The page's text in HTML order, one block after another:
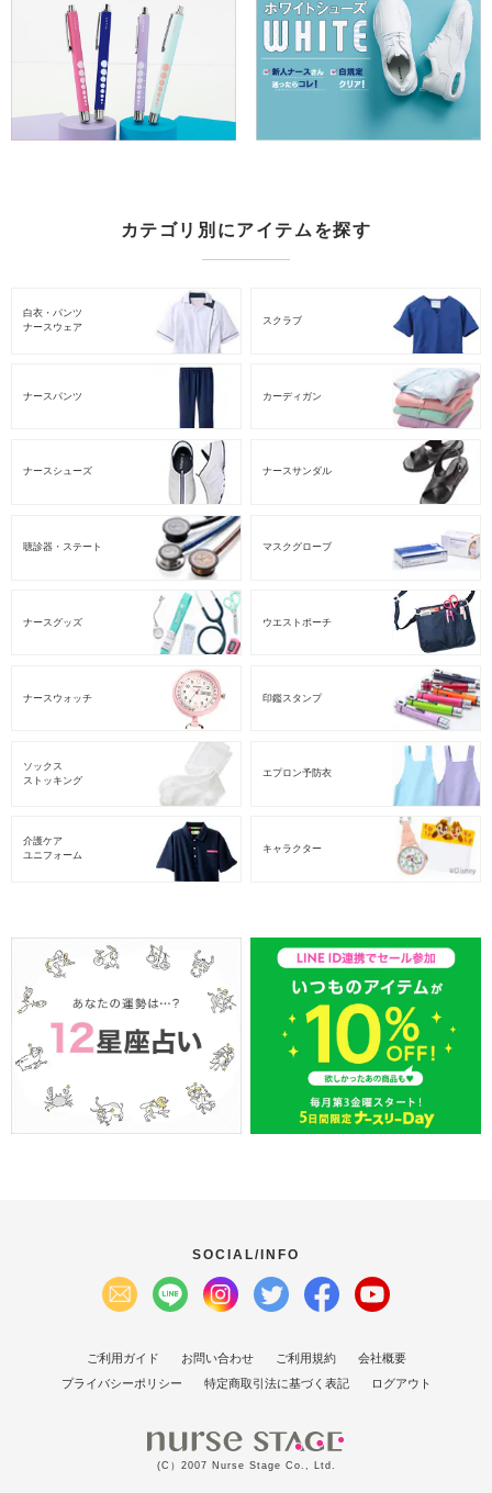
カテゴリ別にアイテムを探す
白衣・パンツ
ナースウェア
スクラブ
ナースパンツ カーディガン
ナースシューズ ナースサンダル
聴診器・ステート マスクグローブ
ナースグッズ ウエストポーチ
ナースウォッチ 印鑑スタンプ
ソックス
ストッキング
エプロン予防衣
介護ケア
ユニフォーム
キャラクター
SOCIAL/INFO
ご利用ガイド お問い合わせ ご利用規約
会社概要
プライバシーポリシー
特定商取引法に基づく表記 ログアウト
(C）2007 Nurse Stage Co., Ltd.